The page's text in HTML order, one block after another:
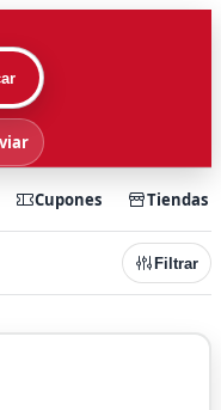
Cupones Tiendas
Filtrar